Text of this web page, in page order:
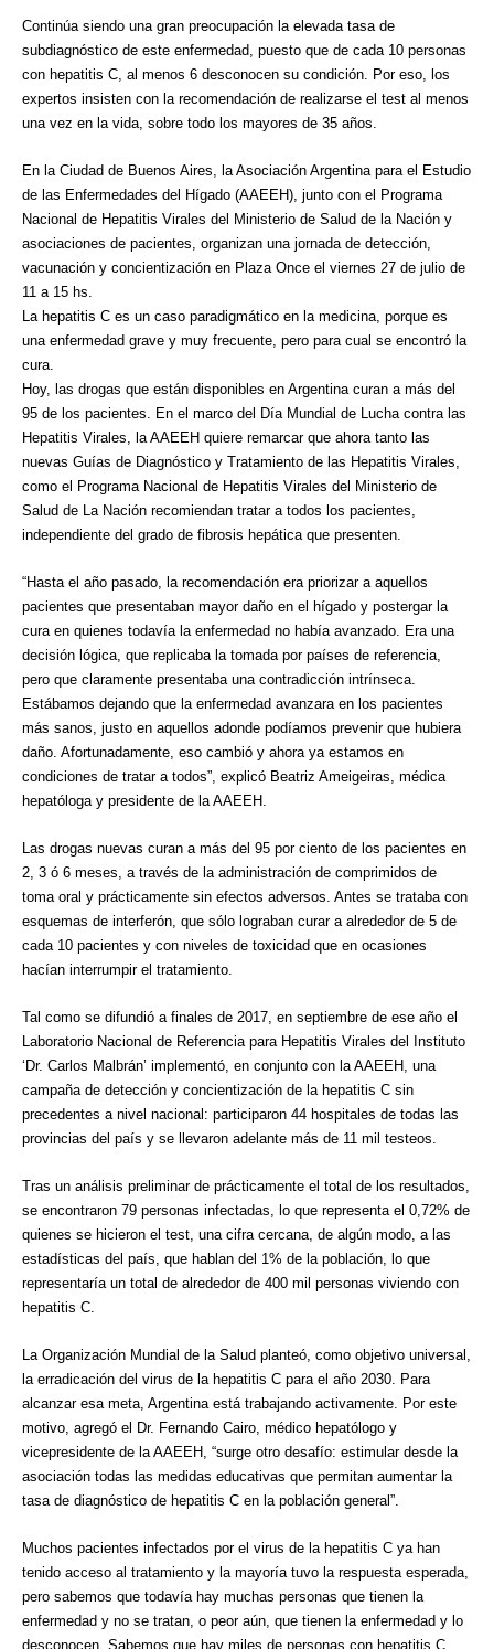
Continúa siendo una gran preocupación la elevada tasa de
subdiagnóstico de este enfermedad, puesto que de cada 10 personas
con hepatitis C, al menos 6 desconocen su condición. Por eso, los
expertos insisten con la recomendación de realizarse el test al menos
una vez en la vida, sobre todo los mayores de 35 años.
En la Ciudad de Buenos Aires, la Asociación Argentina para el Estudio
de las Enfermedades del Hígado (AAEEH), junto con el Programa
Nacional de Hepatitis Virales del Ministerio de Salud de la Nación y
asociaciones de pacientes, organizan una jornada de detección,
vacunación y concientización en Plaza Once el viernes 27 de julio de
11 a 15 hs.
La hepatitis C es un caso paradigmático en la medicina, porque es
una enfermedad grave y muy frecuente, pero para cual se encontró la
cura.
Hoy, las drogas que están disponibles en Argentina curan a más del
95 de los pacientes. En el marco del Día Mundial de Lucha contra las
Hepatitis Virales, la AAEEH quiere remarcar que ahora tanto las
nuevas Guías de Diagnóstico y Tratamiento de las Hepatitis Virales,
como el Programa Nacional de Hepatitis Virales del Ministerio de
Salud de La Nación recomiendan tratar a todos los pacientes,
independiente del grado de fibrosis hepática que presenten.
“Hasta el año pasado, la recomendación era priorizar a aquellos
pacientes que presentaban mayor daño en el hígado y postergar la
cura en quienes todavía la enfermedad no había avanzado. Era una
decisión lógica, que replicaba la tomada por países de referencia,
pero que claramente presentaba una contradicción intrínseca.
Estábamos dejando que la enfermedad avanzara en los pacientes
más sanos, justo en aquellos adonde podíamos prevenir que hubiera
daño. Afortunadamente, eso cambió y ahora ya estamos en
condiciones de tratar a todos”, explicó Beatriz Ameigeiras, médica
hepatóloga y presidente de la AAEEH.
Las drogas nuevas curan a más del 95 por ciento de los pacientes en
2, 3 ó 6 meses, a través de la administración de comprimidos de
toma oral y prácticamente sin efectos adversos. Antes se trataba con
esquemas de interferón, que sólo lograban curar a alrededor de 5 de
cada 10 pacientes y con niveles de toxicidad que en ocasiones
hacían interrumpir el tratamiento.
Tal como se difundió a finales de 2017, en septiembre de ese año el
Laboratorio Nacional de Referencia para Hepatitis Virales del Instituto
‘Dr. Carlos Malbrán’ implementó, en conjunto con la AAEEH, una
campaña de detección y concientización de la hepatitis C sin
precedentes a nivel nacional: participaron 44 hospitales de todas las
provincias del país y se llevaron adelante más de 11 mil testeos.
Tras un análisis preliminar de prácticamente el total de los resultados,
se encontraron 79 personas infectadas, lo que representa el 0,72% de
quienes se hicieron el test, una cifra cercana, de algún modo, a las
estadísticas del país, que hablan del 1% de la población, lo que
representaría un total de alrededor de 400 mil personas viviendo con
hepatitis C.
La Organización Mundial de la Salud planteó, como objetivo universal,
la erradicación del virus de la hepatitis C para el año 2030. Para
alcanzar esa meta, Argentina está trabajando activamente. Por este
motivo, agregó el Dr. Fernando Cairo, médico hepatólogo y
vicepresidente de la AAEEH, “surge otro desafío: estimular desde la
asociación todas las medidas educativas que permitan aumentar la
tasa de diagnóstico de hepatitis C en la población general”.
Muchos pacientes infectados por el virus de la hepatitis C ya han
tenido acceso al tratamiento y la mayoría tuvo la respuesta esperada,
pero sabemos que todavía hay muchas personas que tienen la
enfermedad y no se tratan, o peor aún, que tienen la enfermedad y lo
desconocen. Sabemos que hay miles de personas con hepatitis C,